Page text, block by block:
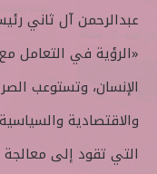
عبدالرحمن آل ثاني
«الرؤية في التعامل
الإنسان، وتستوعب
والاقتصادية
التي تقود إلى